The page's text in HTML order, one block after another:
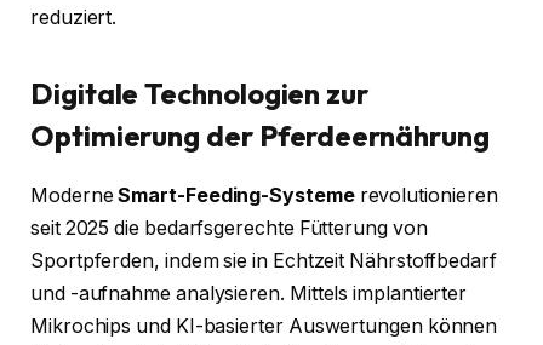
reduziert.
Digitale Technologien zur
Optimierung der Pferdeernährung
ModerneSmart-Feeding-Systemerevolutionieren
seit 2025 die bedarfsgerechte Fütterung von
Sportpferden, indem sie in Echtzeit Nährstoffbedarf
und -aufnahme analysieren. Mittels implantierter
Mikrochips und KI-basierter Auswertungen können